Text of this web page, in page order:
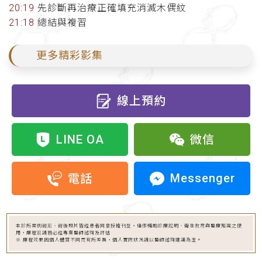
20:19 先診斷再治療正確填充消滅木偶紋
21:18 總結與複習
更多精彩影集
線上預約
LINE OA 微信
電話 Messenger
本診所案例術前、術後照片皆經患者同意授權刊登，僅作輔助診療說明、衛生教育與醫療知識之使
用，療程前請務必經專業醫師諮詢及評估
※ 療程效果因個人體質不同而有所差異，個人實際狀況請以醫師諮詢建議為主。